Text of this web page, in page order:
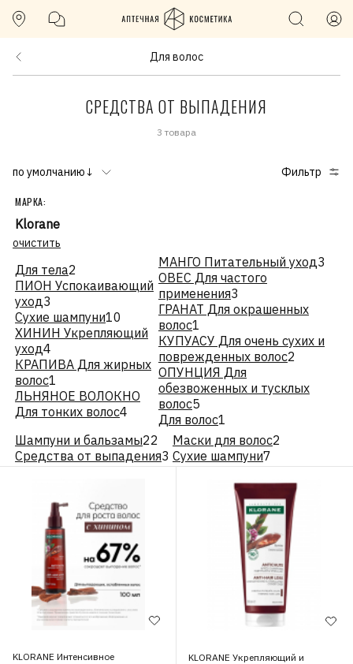
Для волос
СРЕДСТВА ОТ ВЫПАДЕНИЯ
3 товара
по умолчанию↓ Фильтр
МАРКА:
Klorane
очистить
Для тела2
ПИОН Успокаивающий
уход3
Сухие шампуни10
ХИНИН Укрепляющий
уход4
КРАПИВА Для жирных
волос1
ЛЬНЯНОЕ ВОЛОКНО
Для тонких волос4
МАНГО Питательный уход3
ОВЕС Для частого
применения3
ГРАНАТ Для окрашенных
волос1
КУПУАСУ Для очень сухих и
поврежденных волос2
ОПУНЦИЯ Для
обезвоженных и тусклых
волос5
Для волос1
Шампуни и бальзамы22
Средства от выпадения3
Маски для волос2
Сухие шампуни7
KLORANE Интенсивное
KLORANE Укрепляющий и